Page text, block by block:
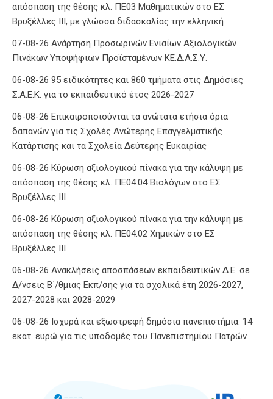
απόσπαση της θέσης κλ. ΠΕ03 Μαθηματικών στο ΕΣ
Βρυξέλλες ΙΙΙ, με γλώσσα διδασκαλίας την ελληνική
07-08-26 Ανάρτηση Προσωρινών Ενιαίων Αξιολογικών
Πινάκων Υποψήφιων Προϊσταμένων ΚΕ.Δ.Α.Σ.Υ.
06-08-26 95 ειδικότητες και 860 τμήματα στις Δημόσιες
Σ.Α.Ε.Κ. για το εκπαιδευτικό έτος 2026-2027
06-08-26 Επικαιροποιούνται τα ανώτατα ετήσια όρια
δαπανών για τις Σχολές Ανώτερης Επαγγελματικής
Κατάρτισης και τα Σχολεία Δεύτερης Ευκαιρίας
06-08-26 Κύρωση αξιολογικού πίνακα για την κάλυψη με
απόσπαση της θέσης κλ. ΠΕ04.04 Βιολόγων στο ΕΣ
Βρυξέλλες ΙΙΙ
06-08-26 Κύρωση αξιολογικού πίνακα για την κάλυψη με
απόσπαση της θέσης κλ. ΠΕ04.02 Χημικών στο ΕΣ
Βρυξέλλες ΙΙΙ
06-08-26 Ανακλήσεις αποσπάσεων εκπαιδευτικών Δ.Ε. σε
Δ/νσεις Β΄/θμιας Εκπ/σης για τα σχολικά έτη 2026-2027,
2027-2028 και 2028-2029
06-08-26 Ισχυρά και εξωστρεφή δημόσια πανεπιστήμια: 14
εκατ. ευρώ για τις υποδομές του Πανεπιστημίου Πατρών